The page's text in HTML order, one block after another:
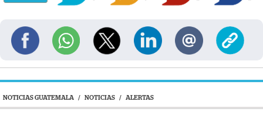
NOTICIAS GUATEMALA / NOTICIAS / ALERTAS